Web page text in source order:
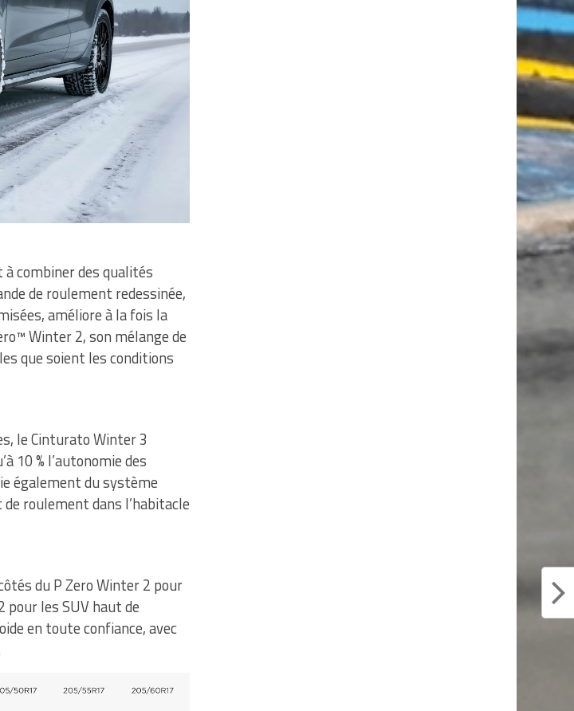
combiner des qualités
de roulement redessinée,
améliore à la fois la
Winter 2, son mélange de
que soient les conditions
le Cinturato Winter 3
10 % l’autonomie des
également du système
roulement dans l’habitacle
du P Zero Winter 2 pour
les SUV haut de
en toute confiance, avec